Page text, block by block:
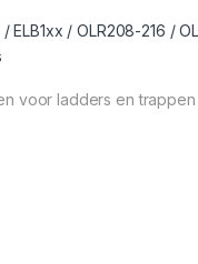
/ OLR208-216 /
voor ladders en trappen